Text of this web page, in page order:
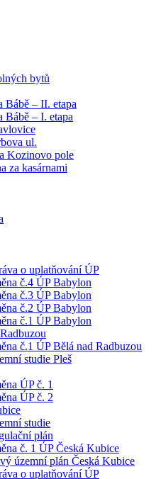
bytů
Bábě – II. etapa
Bábě – I. etapa
ul.
Kozinovo pole
za kasárnami
o uplatňování ÚP
č.4 ÚP Babylon
č.3 ÚP Babylon
č.2 ÚP Babylon
č.1 ÚP Babylon
č.1 ÚP Bělá nad Radbuzou
studie Pleš
ÚP č. 1
ÚP č. 2
studie
plán
č. 1 ÚP Česká Kubice
územní plán Česká Kubice
o uplatňování ÚP